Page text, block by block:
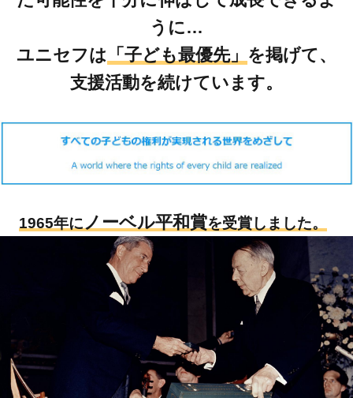
うに…
ユニセフは 「子ども最優先」 を掲げて、
支援活動を続けています。
1965年に ノーベル平和賞を受賞しました。